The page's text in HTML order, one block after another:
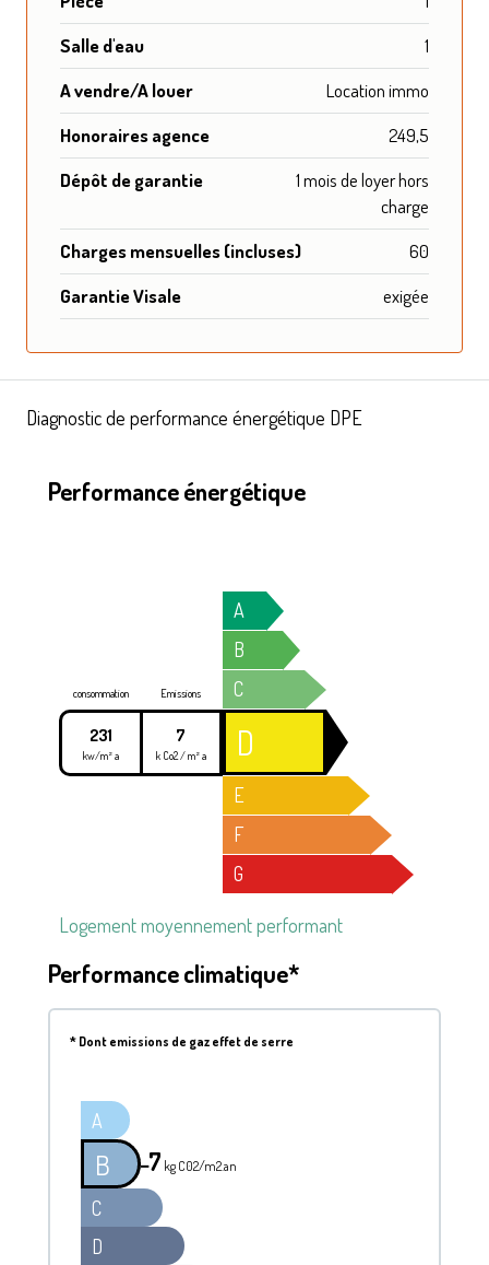
Salle d'eau
1
A vendre/A louer
Location immo
Honoraires agence
249,5
Dépôt de garantie
1 mois de loyer hors
charge
Charges mensuelles (incluses)
60
Garantie Visale
exigée
Diagnostic de performance énergétique DPE
Performance énergétique
A
B
C
consommation
231
kw/m² a
Emissions
7
k Co2 / m² a D
E
F
G
Logement moyennement performant
Performance climatique*
*Dont emissions de gaz effet de serre
A
B ━7 kg C02/m2.an
C
D